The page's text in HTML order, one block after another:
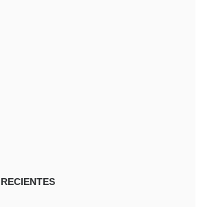
RECIENTES